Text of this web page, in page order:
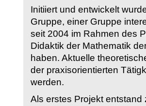
Initiiert und entwickelt
Gruppe, einer Gruppe
seit 2004 im Rahmen des
Didaktik der Mathematik
haben. Aktuelle
der praxisorientierten
werden.
Als erstes Projekt